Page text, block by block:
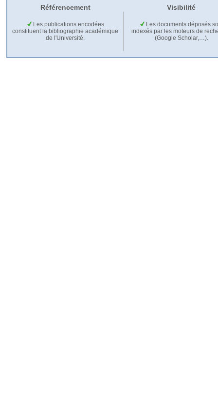
Référencement Visibilité
Les publications encodées
constituent la bibliographie académique
de l'Université.
Les documents déposés
indexés par les moteurs de
(Google Scholar,…).